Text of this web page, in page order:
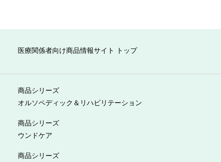
医療関係者向け商品情報サイト トップ
商品シリーズ
オルソペディック＆リハビリテーション
商品シリーズ
ウンドケア
商品シリーズ